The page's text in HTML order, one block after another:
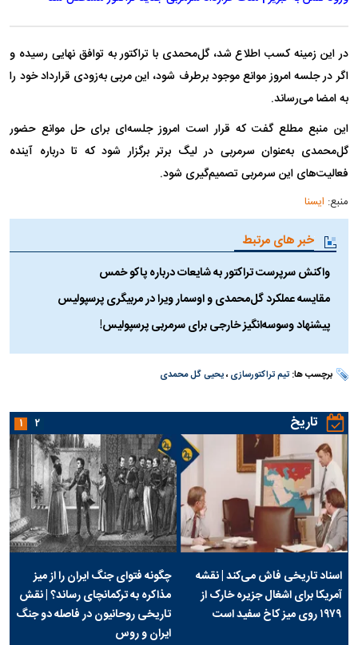
در این زمینه کسب اطلاع شد، گل‌محمدی با تراکتور به توافق نهایی رسیده و
اگر در جلسه امروز موانع موجود برطرف شود، این مربی به‌زودی قرارداد خود را
به امضا می‌رساند.
این منبع مطلع گفت که قرار است امروز جلسه‌ای برای حل موانع حضور
گل‌محمدی به‌عنوان سرمربی در لیگ برتر برگزار شود که تا درباره آینده
فعالیت‌های این سرمربی تصمیم‌گیری شود.
منبع: ایسنا
خبر های مرتبط
واکنش سرپرست تراکتور به شایعات درباره پاکو خمس
مقایسه عملکرد گل‌محمدی و اوسمار ویرا در مربیگری پرسپولیس
پیشنهاد وسوسه‌انگیز خارجی برای سرمربی پرسپولیس!
برچسب ها:تیم تراکتورسازی ،یحیی گل محمدی
تاریخ
اسناد تاریخی فاش می‌کند | نقشه
آمریکا برای اشغال جزیره خارک از
۱۹۷۹ روی میز کاخ سفید است
چگونه فتوای جنگ ایران را از میز
مذاکره به ترکمانچای رساند؟ | نقش
تاریخی روحانیون در فاصله دو جنگ
ایران و روس
۱ ۲